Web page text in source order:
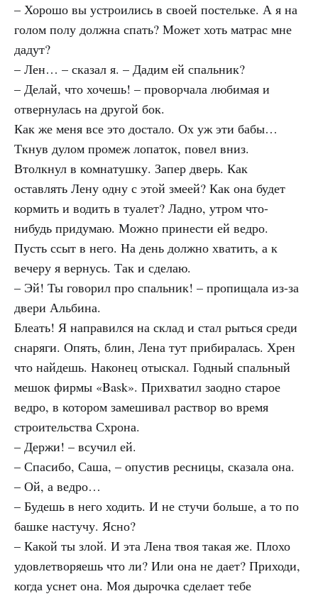
– Хорошо вы устроились в своей постельке. А я на
голом полу должна спать? Может хоть матрас мне
дадут?
– Лен… – сказал я. – Дадим ей спальник?
– Делай, что хочешь! – проворчала любимая и
отвернулась на другой бок.
Как же меня все это достало. Ох уж эти бабы…
Ткнув дулом промеж лопаток, повел вниз.
Втолкнул в комнатушку. Запер дверь. Как
оставлять Лену одну с этой змеей? Как она будет
кормить и водить в туалет? Ладно, утром что-
нибудь придумаю. Можно принести ей ведро.
Пусть ссыт в него. На день должно хватить, а к
вечеру я вернусь. Так и сделаю.
– Эй! Ты говорил про спальник! – пропищала из-за
двери Альбина.
Блеать! Я направился на склад и стал рыться среди
снаряги. Опять, блин, Лена тут прибиралась. Хрен
что найдешь. Наконец отыскал. Годный спальный
мешок фирмы «Bask». Прихватил заодно старое
ведро, в котором замешивал раствор во время
строительства Схрона.
– Держи! – всучил ей.
– Спасибо, Саша, – опустив ресницы, сказала она.
– Ой, а ведро…
– Будешь в него ходить. И не стучи больше, а то по
башке настучу. Ясно?
– Какой ты злой. И эта Лена твоя такая же. Плохо
удовлетворяешь что ли? Или она не дает? Приходи,
когда уснет она. Моя дырочка сделает тебе